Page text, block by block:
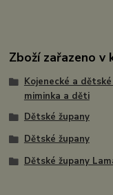
Zboží zařazeno v
Kojenecké a
miminka a děti
Dětské župany
Dětské župany
Dětské župany